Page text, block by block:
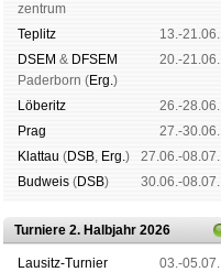
zen­trum
Tep­litz
13.-21.06.
DSEM & DFSEM
Pader­born (Erg.)
20.-21.06.
Lö­be­ritz
26.-28.06.
Prag
27.-30.06.
Klat­tau (DSB, Erg.)
27.06.-08.07.
Bud­weis (DSB) 30.06.-08.07.
Turniere 2. Halbjahr 2026
Lau­sitz-Tur­nier
03.-05.07.